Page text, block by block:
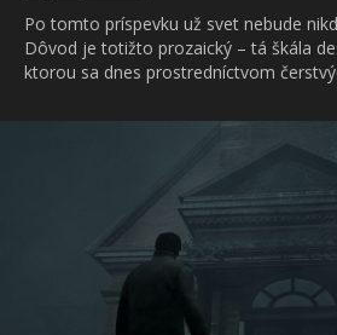
Po tomto príspevku už svet nebude
Dôvod je totižto prozaický – tá škála
ktorou sa dnes prostredníctvom